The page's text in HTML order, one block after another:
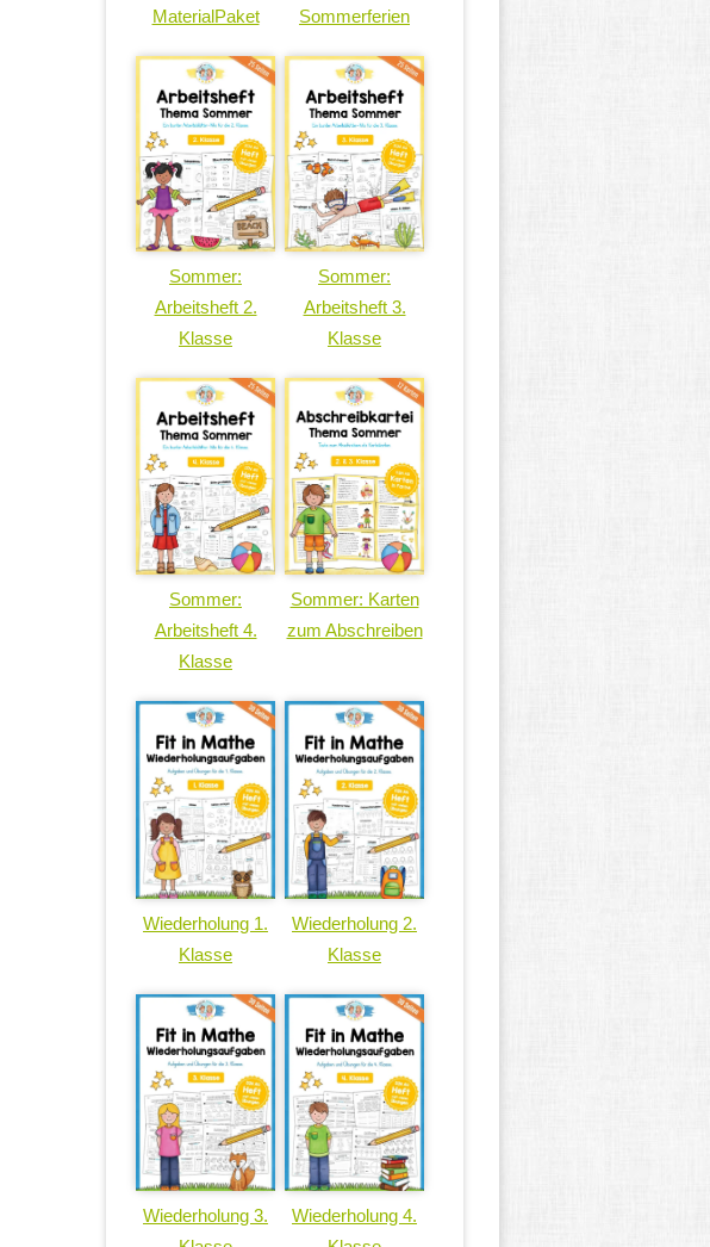
MaterialPaket
Sommerferien
Sommer:
Arbeitsheft 2.
Klasse
Sommer:
Arbeitsheft 3.
Klasse
Sommer:
Arbeitsheft 4.
Klasse
Sommer: Karten
zum Abschreiben
Wiederholung 1.
Klasse
Wiederholung 2.
Klasse
Wiederholung 3.
Wiederholung 4.